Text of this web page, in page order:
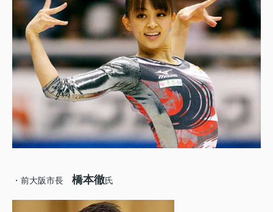
・前大阪市長 橋本徹氏